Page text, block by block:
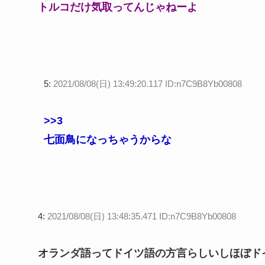
トルコだけ気取ってんじゃねーよ
5: 2021/08/08(日) 13:49:20.117 ID:n7C9B8Yb00808
>>3
七面鳥になっちゃうからな
4: 2021/08/08(日) 13:48:35.471 ID:n7C9B8Yb00808
オランダ語ってドイツ語の方言らしいしほぼド